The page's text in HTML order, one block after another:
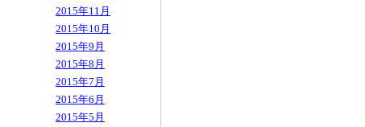
2015年11月
2015年10月
2015年9月
2015年8月
2015年7月
2015年6月
2015年5月